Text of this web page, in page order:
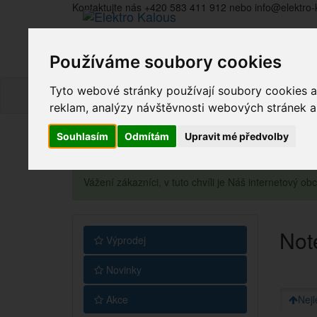
Používáme soubory cookies
Tyto webové stránky používají soubory cookies
reklam, analýzy návštěvnosti webových stránek
Souhlasím Odmítám Upravit mé předvolby
Kontaktujte nás +420 583 411 912 nebo
Vážení zákazníci, v tuto chvíli je Náš internetový
Výprodej
Novinky
Akce